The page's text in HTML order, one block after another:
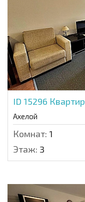
ID 15296
Ахелой
Комнат: 1
Этаж: 3